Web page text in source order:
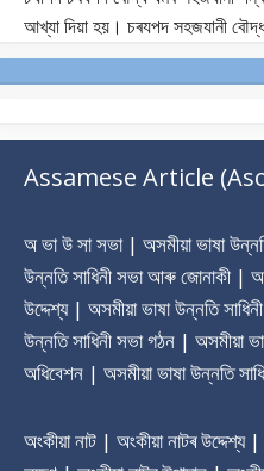
আখ্যা দিয়া হয়। চৰযপদ সহজযানী
Assamese Article
অ ভা উ সা সভা | অসমীয়া ভাষা
উন্নতি সাধিনী সভা আৰু জোনাকী |
উদ্দেশ্য | অসমীয়া ভাষা উন্নতি
উন্নতি সাধিনী সভা গঠন | অসমীয়া
অধিবেশন | অসমীয়া ভাষা উন্নতি
অংকীয়া নাট | অংকীয়া নাটৰ উদ্দেশ্য